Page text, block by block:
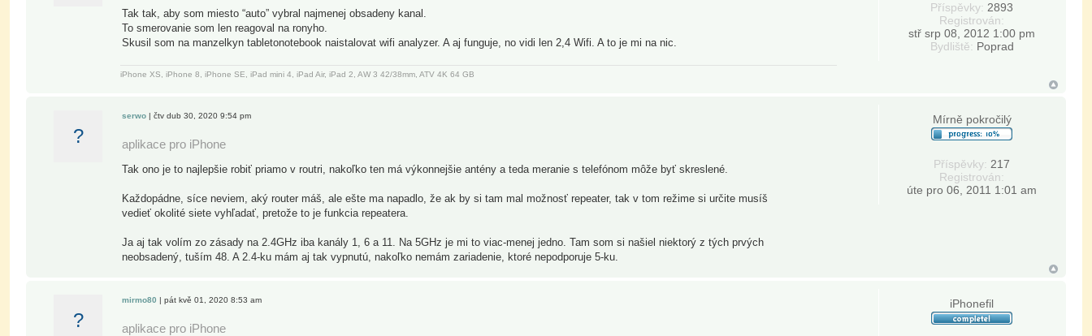
Tak tak, aby som miesto “auto” vybral najmenej obsadeny kanal.
To smerovanie som len reagoval na ronyho.
Skusil som na manzelkyn tabletonotebook naistalovat wifi analyzer. A aj funguje, no vidi len 2,4 Wifi. A to je mi na nic.
iPhone XS, iPhone 8, iPhone SE, iPad mini 4, iPad Air, iPad 2, AW 3 42/38mm, ATV 4K 64 GB
Příspěvky: 2893
Registrován:
stř srp 08, 2012 1:00 pm
Bydliště: Poprad
?
serwo | čtv dub 30, 2020 9:54 pm
aplikace pro iPhone
Tak ono je to najlepšie robiť priamo v routri, nakoľko ten má výkonnejšie antény a teda meranie s telefónom môže byť skreslené.
Každopádne, síce neviem, aký router máš, ale ešte ma napadlo, že ak by si tam mal možnosť repeater, tak v tom režime si určite musíš
vedieť okolité siete vyhľadať, pretože to je funkcia repeatera.
Ja aj tak volím zo zásady na 2.4GHz iba kanály 1, 6 a 11. Na 5GHz je mi to viac-menej jedno. Tam som si našiel niektorý z tých prvých
neobsadený, tuším 48. A 2.4-ku mám aj tak vypnutú, nakoľko nemám zariadenie, ktoré nepodporuje 5-ku.
Mírně pokročilý
Příspěvky: 217
Registrován:
úte pro 06, 2011 1:01 am
?
mirmo80 | pát kvě 01, 2020 8:53 am
aplikace pro iPhone
iPhonefil